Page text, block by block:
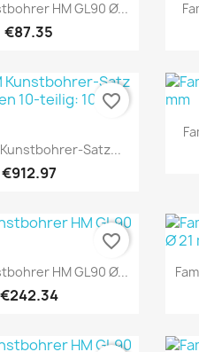
Quick viewHM GL90 Ø...
€87.35
Quick view
Kunstbohrer-Satz...
€912.97
favorite_border
Quick viewHM GL90 Ø...
€242.34
favorite_border